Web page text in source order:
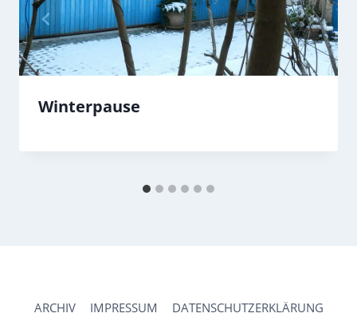
Winterpause
ARCHIV IMPRESSUM DATENSCHUTZERKLÄRUNG